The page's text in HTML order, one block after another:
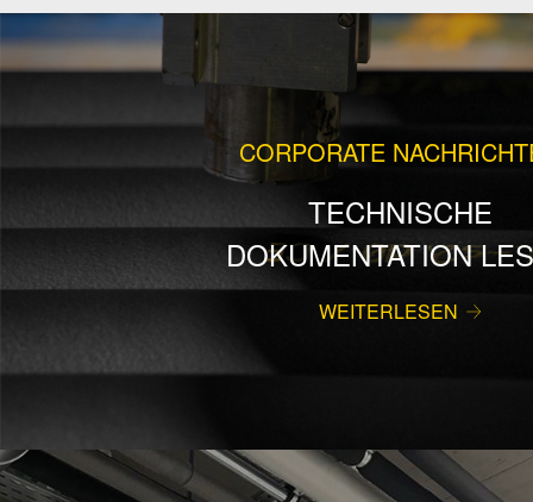
CORPORATE
TECHNISCHE
DOKUMENTATION
WEITERLESEN